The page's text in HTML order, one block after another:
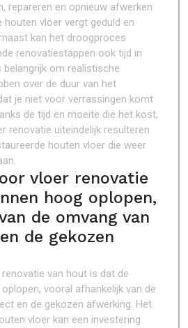
repareren en opnieuw afwerken
houten vloer vergt geduld en
kan het droogproces
renovatiestappen ook tijd in
belangrijk om realistische
over de duur van het
je niet voor verrassingen komt
de tijd en moeite die het kost,
renovatie uiteindelijk resulteren
houten vloer die weer
vloer renovatie
hoog oplopen,
de omvang van
de gekozen
van hout is dat de
vooral afhankelijk van de
en de gekozen afwerking. Het
vloer kan een investering